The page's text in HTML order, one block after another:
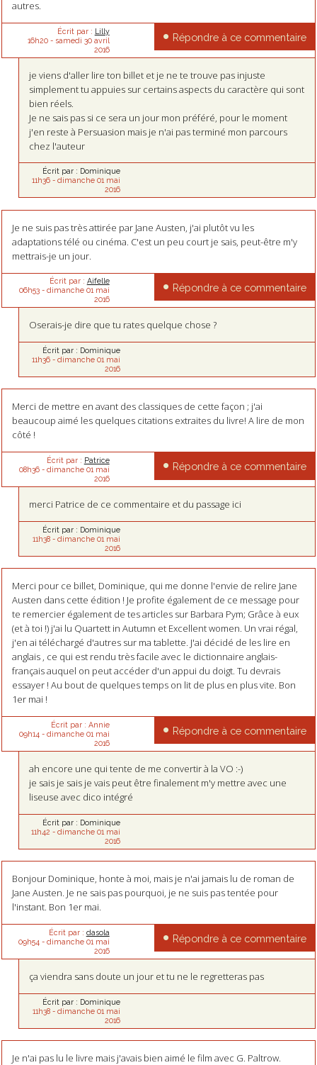
autres.
Écrit par : Lilly
16h20- samedi 30 avril
2016
Répondre à ce commentaire
je viens d'aller lire ton billet et je ne te trouve pas injuste
simplement tu appuies sur certains aspects du caractère qui sont
bien réels.
Je ne sais pas si ce sera un jour mon préféré, pour le moment
j'en reste à Persuasion mais je n'ai pas terminé mon parcours
chez l'auteur
Écrit par : Dominique
11h36- dimanche 01 mai
2016
Je ne suis pas très attirée par Jane Austen, j'ai plutôt vu les
adaptations télé ou cinéma. C'est un peu court je sais, peut-être m'y
mettrais-je un jour.
Écrit par : Aifelle
06h53- dimanche 01 mai
2016
Répondre à ce commentaire
Oserais-je dire que tu rates quelque chose ?
Écrit par : Dominique
11h36- dimanche 01 mai
2016
Merci de mettre en avant des classiques de cette façon ; j'ai
beaucoup aimé les quelques citations extraites du livre! A lire de mon
côté !
Écrit par : Patrice
08h36- dimanche 01 mai
2016
Répondre à ce commentaire
merci Patrice de ce commentaire et du passage ici
Écrit par : Dominique
11h38- dimanche 01 mai
2016
Merci pour ce billet, Dominique, qui me donne l'envie de relire Jane
Austen dans cette édition ! Je profite également de ce message pour
te remercier également de tes articles sur Barbara Pym; Grâce à eux
(et à toi !) j'ai lu Quartett in Autumn et Excellent women. Un vrai régal,
j'en ai téléchargé d'autres sur ma tablette. J'ai décidé de les lire en
anglais , ce qui est rendu très facile avec le dictionnaire anglais-
français auquel on peut accéder d'un appui du doigt. Tu devrais
essayer ! Au bout de quelques temps on lit de plus en plus vite. Bon
1er mai !
Écrit par : Annie
09h14 - dimanche 01 mai
2016
Répondre à ce commentaire
ah encore une qui tente de me convertir à la VO :-)
je sais je sais je vais peut être finalement m'y mettre avec une
liseuse avec dico intégré
Écrit par : Dominique
11h42 - dimanche 01 mai
2016
Bonjour Dominique, honte à moi, mais je n'ai jamais lu de roman de
Jane Austen. Je ne sais pas pourquoi, je ne suis pas tentée pour
l'instant. Bon 1er mai.
Écrit par : dasola
09h54 - dimanche 01 mai
2016
Répondre à ce commentaire
ça viendra sans doute un jour et tu ne le regretteras pas
Écrit par : Dominique
11h38- dimanche 01 mai
2016
Je n'ai pas lu le livre mais j'avais bien aimé le film avec G. Paltrow.